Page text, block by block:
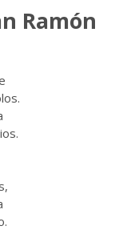
Ramón